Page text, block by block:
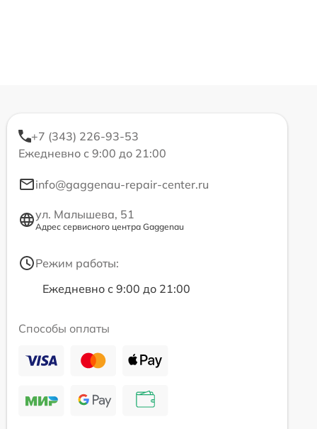
+7 (343) 226-93-53
Ежедневно с 9:00 до 21:00
info@gaggenau-repair-center.ru
ул. Малышева, 51
Адрес сервисного центра Gaggenau
Режим работы:
Ежедневно с 9:00 до 21:00
Способы оплаты